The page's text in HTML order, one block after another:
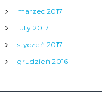
marzec 2017
luty 2017
styczeń 2017
grudzień 2016